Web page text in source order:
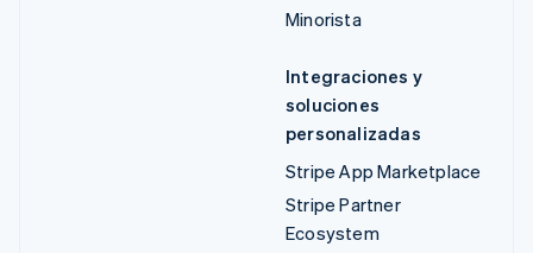
Minorista
Integraciones y
soluciones
personalizadas
Stripe App Marketplace
Stripe Partner
Ecosystem